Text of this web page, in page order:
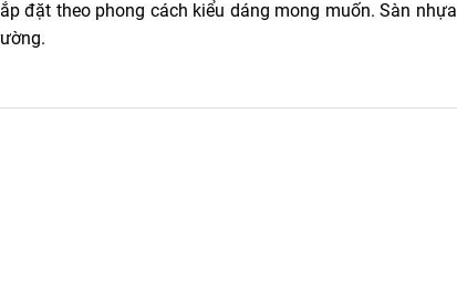
đặt theo phong cách kiểu dáng mong muốn. Sàn nhựa